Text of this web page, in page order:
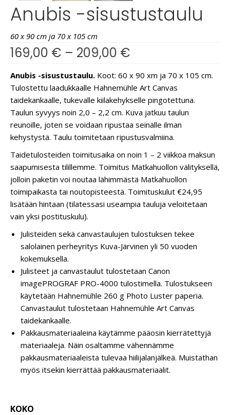
Anubis -sisustustaulu
60 x 90 cm ja 70 x 105 cm
169,00 € – 209,00 €
Anubis -sisustustaulu. Koot: 60 x 90 xm ja 70 x 105 cm.
Tulostettu laadukkaalle Hahnemühle Art Canvas
taidekankaalle, tukevalle kiilakehykselle pingotettuna.
Taulun syvyys noin 2,0 – 2,2 cm. Kuva jatkuu taulun
reunoille, joten se voidaan ripustaa seinälle ilman
kehystystä. Taulu toimitetaan ripustusvalmiina.
Taidetulosteiden toimitusaika on noin 1 – 2 viikkoa maksun
saapumisesta tilillemme. Toimitus Matkahuollon välityksellä,
jolloin paketin voi noutaa lähimmästä Matkahuollon
toimipaikasta tai noutopisteestä. Toimituskulut €24,95
lisätään hintaan (tilatessasi useampia tauluja veloitetaan
vain yksi postituskulu).
Julisteiden sekä canvastaulujen tulostuksen tekee
salolainen perheyritys Kuva-Järvinen yli 50 vuoden
kokemuksella.
Julisteet ja canvastaulut tulostetaan Canon
imagePROGRAF PRO-4000 tulostimella. Tulostukseen
käytetään Hahnemühle 260 g Photo Luster paperia.
Canvastaulut tulostetaan Hahnemühle Art Canvas
taidekankaalle.
Pakkausmateriaaleina käytämme pääosin kierrätettyjä
materiaaleja. Näin osaltamme vähennämme
pakkausmateriaaleista tulevaa hiilijalanjälkeä. Muistathan
myös itsekin kierrättää pakkausmateriaalit.
KOKO